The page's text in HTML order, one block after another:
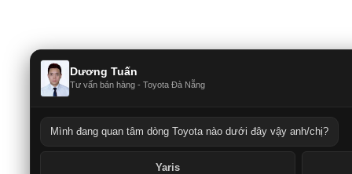
Dương Tuấn
Tư vấn bán hàng - Toyota Đà Nẵng
Mình đang quan tâm dòng Toyota nào dưới đây vậy anh/chị?
Yaris